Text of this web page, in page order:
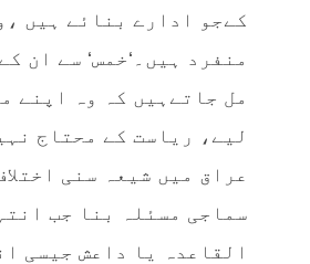
کےجو ادارے بنائے ہیں
منفرد ہیں۔‘خمس‘ سے ان
مل جاتےہیں کہ وہ اپنے
لیے، ریاست کے محتاج
عراق میں شیعہ سنی
سماجی مسئلہ بنا جب
القاعدہ یا داعش جیسی